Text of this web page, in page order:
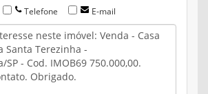
Telefone E-mail